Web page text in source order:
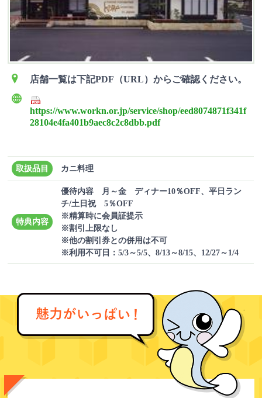
店舗一覧は下記PDF（URL）からご確認ください。
https://www.workn.or.jp/service/shop/eed8074871f341f
28104e4fa401b9aec8c2c8dbb.pdf
取扱品目 カニ料理
特典内容
優待内容 月～金 ディナー10％OFF、平日ラン
チ/土日祝 5％OFF
※精算時に会員証提示
※割引上限なし
※他の割引券との併用は不可
※利用不可日：5/3～5/5、8/13～8/15、12/27～1/4